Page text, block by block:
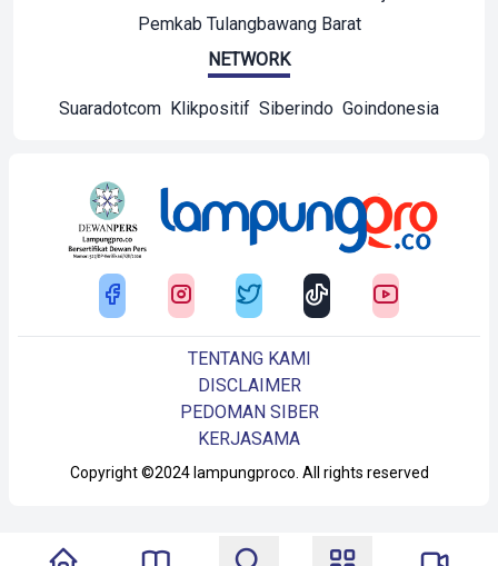
Pemkab Tulangbawang Barat
NETWORK
Suaradotcom Klikpositif Siberindo Goindonesia
Copyright ©2024 lampungproco. All rights reserved
TENTANG KAMI
DISCLAIMER
PEDOMAN SIBER
KERJASAMA